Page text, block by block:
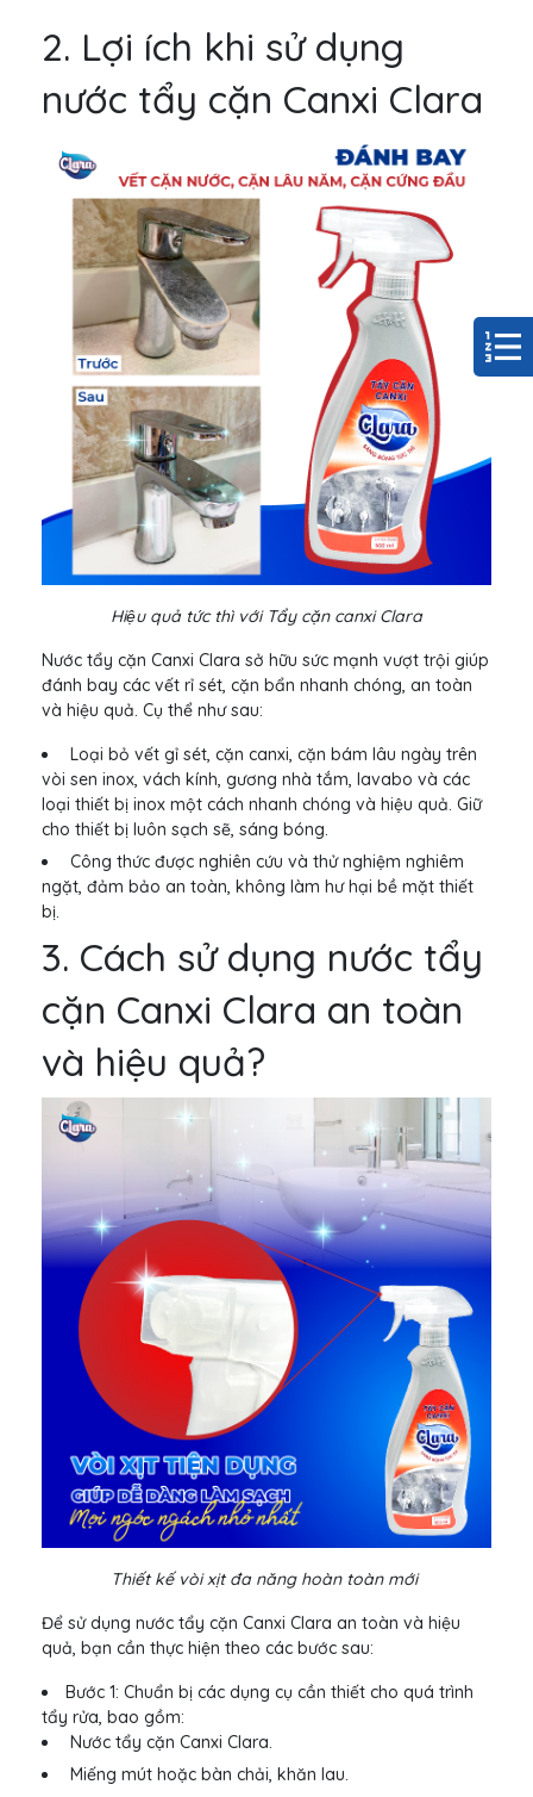
2. Lợi ích khi sử dụng
nước tẩy cặn Canxi Clara
Hiệu quả tức thì với Tẩy cặn canxi Clara
Nước tẩy cặn Canxi Clara sở hữu sức mạnh vượt trội giúp
đánh bay các vết rỉ sét, cặn bẩn nhanh chóng, an toàn
và hiệu quả. Cụ thể như sau:
Loại bỏ vết gỉ sét, cặn canxi, cặn bám lâu ngày trên
vòi sen inox, vách kính, gương nhà tắm, lavabo và các
loại thiết bị inox một cách nhanh chóng và hiệu quả. Giữ
cho thiết bị luôn sạch sẽ, sáng bóng.
Công thức được nghiên cứu và thử nghiệm nghiêm
ngặt, đảm bảo an toàn, không làm hư hại bề mặt thiết
bị.
3. Cách sử dụng nước tẩy
cặn Canxi Clara an toàn
và hiệu quả?
Thiết kế vòi xịt đa năng hoàn toàn mới
Để sử dụng nước tẩy cặn Canxi Clara an toàn và hiệu
quả, bạn cần thực hiện theo các bước sau:
Bước 1: Chuẩn bị các dụng cụ cần thiết cho quá trình
tẩy rửa, bao gồm:
Nước tẩy cặn Canxi Clara.
Miếng mút hoặc bàn chải, khăn lau.